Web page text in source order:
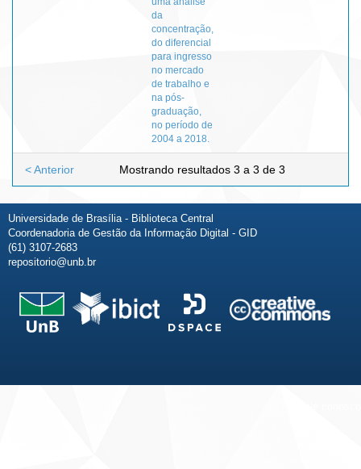
da
concentração,
do diferencial
para ingresso
no mercado
de trabalho e
na pós-
graduação,
no período de
2004 a 2018.
Mostrando resultados 3 a 3 de 3
< Anterior
Universidade de Brasília - Biblioteca Central
Coordenadoria de Gestão da Informação Digital - GID
(61) 3107-2683
repositorio@unb.br